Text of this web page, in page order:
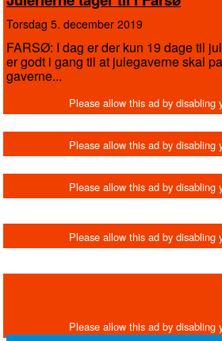
torsdag 5. december 2019
FARSØ: I dag er der kun 19 dage til
er godt i gang til at julegaverne skal pakkes ud.
gaverne...